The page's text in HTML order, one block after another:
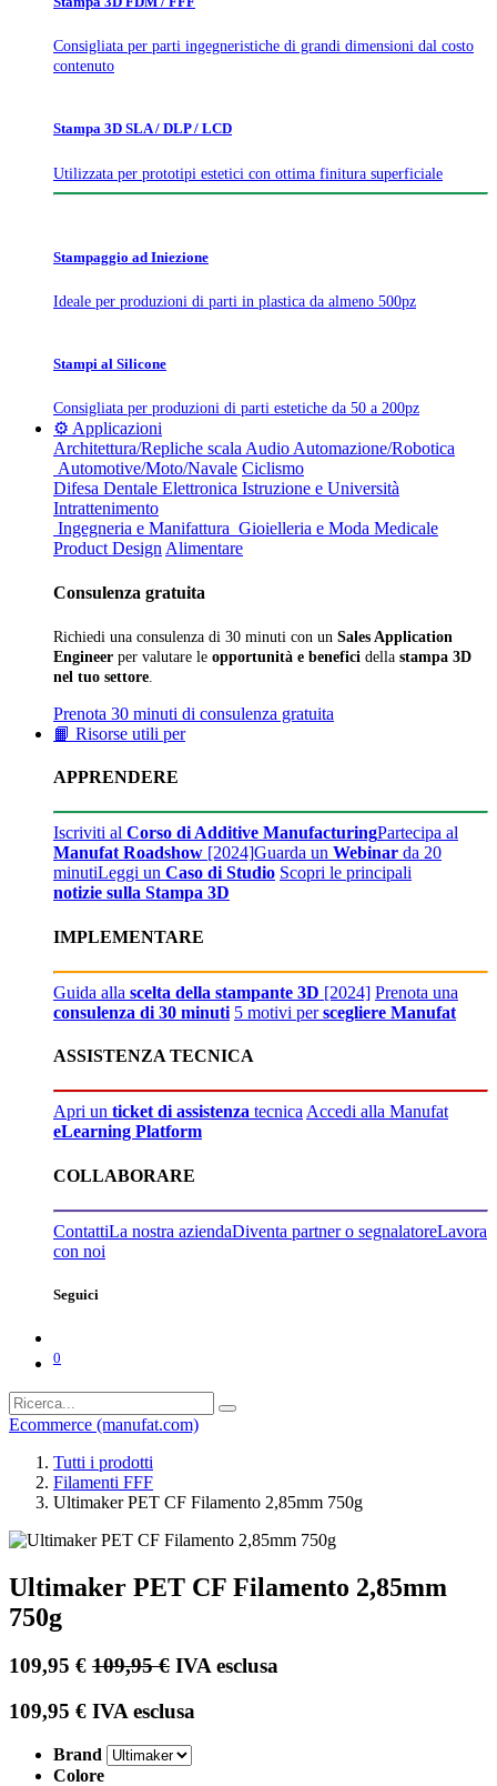
Consigliata per parti ingegneristiche di grandi dimensioni dal costo
contenuto
Stampa 3D SLA / DLP / LCD
Utilizzata per prototipi estetici con ottima finitura superficiale
Stampaggio ad Iniezione
Ideale per produzioni di parti in plastica da almeno 500pz
Stampi al Silicone
Consigliata per produzioni di parti estetiche da 50 a 200pz
⚙️ Applicazioni
Architettura/Repliche scala Audio Automazione/Robotica
Automotive/Moto/Navale Ciclismo
Difesa Dentale Elettronica Istruzione e Università
Intrattenimento
Ingegneria e Manifattura Gioielleria e Moda Medicale
Product Design Alimentare
Consulenza gratuita
Richiedi una consulenza di 30 minuti con un Sales Application
Engineer per valutare le opportunità e benefici della stampa 3D
nel tuo settore
Prenota 30 minuti di consulenza gratuita
📙 Risorse utili per
APPRENDERE
Iscriviti al Corso di Additive ManufacturingPartecipa al
Manufat Roadshow [2024]Guarda un Webinar da 20
minutiLeggi un Caso di Studio Scopri le principali
notizie sulla Stampa 3D
IMPLEMENTARE
Guida alla scelta della stampante 3D [2024] Prenota una
consulenza di 30 minuti 5 motivi perscegliere Manufat
ASSISTENZA TECNICA
Apri un ticket di assistenza tecnicaAccedi alla Manufat
eLearning Platform
COLLABORARE
ContattiLa nostra aziendaDiventa partner o segnalatoreLavora
con noi
Seguici
0
Ecommerce (manufat.com)
Tutti i prodotti
Filamenti FFF
Ultimaker PET CF Filamento 2,85mm 750g
Ultimaker PET CF Filamento 2,85mm
750g
109,95 € 109,95€ IVA esclusa
109,95 € IVA esclusa
Brand
Colore